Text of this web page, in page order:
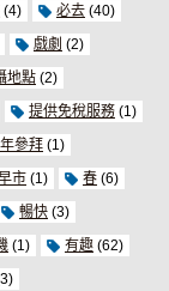
(4) 必去 (40)
戲劇 (2)
地點 (2)
提供免稅服務 (1)
參拜 (1)
市 (1) 春 (6)
暢快 (3)
(1) 有趣 (62)